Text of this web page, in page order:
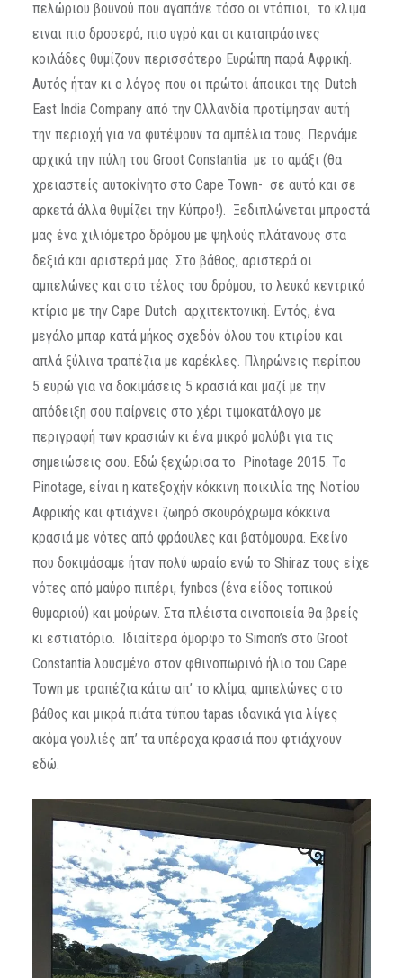
πελώριου βουνού που αγαπάνε τόσο οι ντόπιοι, το κλιμα
ειναι πιο δροσερό, πιο υγρό και οι καταπράσινες
κοιλάδες θυμίζουν περισσότερο Ευρώπη παρά Αφρική.
Αυτός ήταν κι ο λόγος που οι πρώτοι άποικοι της Dutch
East India Company από την Ολλανδία προτίμησαν αυτή
την περιοχή για να φυτέψουν τα αμπέλια τους. Περνάμε
αρχικά την πύλη του Groot Constantia με το αμάξι (θα
χρειαστείς αυτοκίνητο στο Cape Town- σε αυτό και σε
αρκετά άλλα θυμίζει την Κύπρο!). Ξεδιπλώνεται μπροστά
μας ένα χιλιόμετρο δρόμου με ψηλούς πλάτανους στα
δεξιά και αριστερά μας. Στο βάθος, αριστερά οι
αμπελώνες και στο τέλος του δρόμου, το λευκό κεντρικό
κτίριο με την Cape Dutch αρχιτεκτονική. Εντός, ένα
μεγάλο μπαρ κατά μήκος σχεδόν όλου του κτιρίου και
απλά ξύλινα τραπέζια με καρέκλες. Πληρώνεις περίπου
5 ευρώ για να δοκιμάσεις 5 κρασιά και μαζί με την
απόδειξη σου παίρνεις στο χέρι τιμοκατάλογο με
περιγραφή των κρασιών κι ένα μικρό μολύβι για τις
σημειώσεις σου. Εδώ ξεχώρισα το Pinotage 2015. Το
Pinotage, είναι η κατεξοχήν κόκκινη ποικιλία της Νοτίου
Αφρικής και φτιάχνει ζωηρό σκουρόχρωμα κόκκινα
κρασιά με νότες από φράουλες και βατόμουρα. Εκείνο
που δοκιμάσαμε ήταν πολύ ωραίο ενώ το Shiraz τους είχε
νότες από μαύρο πιπέρι, fynbos (ένα είδος τοπικού
θυμαριού) και μούρων. Στα πλέιστα οινοποιεία θα βρείς
κι εστιατόριο. Ιδιαίτερα όμορφο το Simon’s στο Groot
Constantia λουσμένο στον φθινοπωρινό ήλιο του Cape
Town με τραπέζια κάτω απ’ το κλίμα, αμπελώνες στο
βάθος και μικρά πιάτα τύπου tapas ιδανικά για λίγες
ακόμα γουλιές απ’ τα υπέροχα κρασιά που φτιάχνουν
εδώ.